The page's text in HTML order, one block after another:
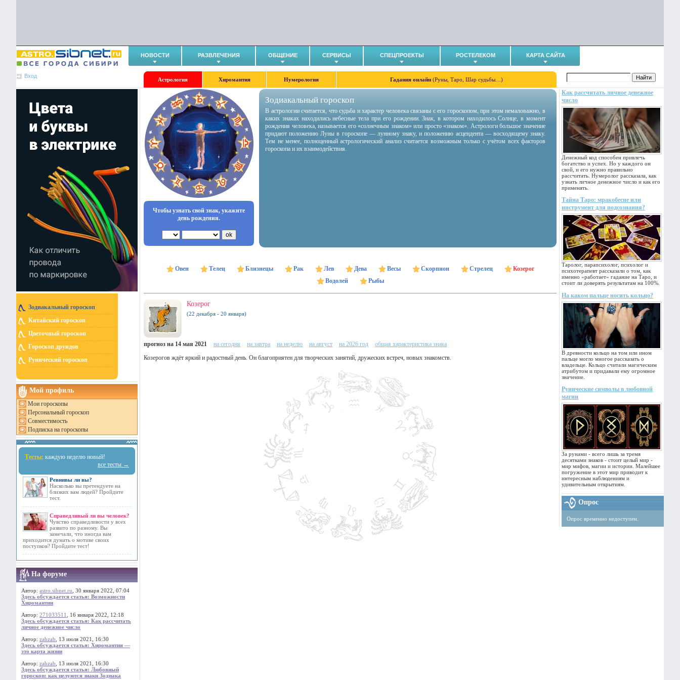
НОВОСТИ РАЗВЛЕЧЕНИЯ ОБЩЕНИЕ СЕРВИСЫ СПЕЦПРОЕКТЫ РОСТЕЛЕКОМ КАРТА САЙТА
Вход
Астрология Хиромантия Нумерология Гадания онлайн (Руны, Таро, Шар судьбы…)
Зодиакальный гороскоп
Китайский гороскоп
Цветочный гороскоп
Гороскоп друидов
Рунический гороскоп
Мой профиль
Мои гороскопы
Персональный гороскоп
Совместимость
Подписка на гороскопы
Тесты: каждую неделю новый!
все тесты →
Ревнивы ли вы?
Насколько вы претендуете на
близких вам людей? Пройдите
тест.
Справедливый ли вы человек?
Чувство справедливости у всех
развито по разному. Вы
замечали, что иногда вам
приходится думать о мотиве своих
поступков? Пройдите тест!
На форуме
Автор: astro.sibnet.ru , 30 января 2022, 07:04
Здесь обсуждается статья: Возможности
Хиромантии
Автор: 271033511
, 16 января 2022, 12:18
Здесь обсуждается статья: Как рассчитать
личное денежное число
Автор: zabzab , 13 июля 2021, 16:30
Здесь обсуждается статья: Хиромантия —
это карта жизни
Автор: zabzab , 13 июля 2021, 16:30
Здесь обсуждается статья: Любовный
гороскоп: как целуются знаки Зодиака
Как рассчитать личное денежное
число
Денежный код способен привлечь
богатство и успех. Но у каждого он
свой, и его нужно правильно
рассчитать. Нумеролог рассказала, как
узнать личное денежное число и как его
применять.
Тайна Таро: мракобесие или
инструмент для подсознания?
Таролог, парапсихолог, психолог и
психотерапевт рассказали о том, как
именно «работает» гадание на Таро, и
стоит ли доверять результатам на 100%.
На каком пальце носить кольцо?
В древности кольцо на том или ином
пальце могло многое рассказать о
владельце. Кольцо считали магическим
атрибутом и придавали ему огромное
значение.
Рунические символы в любовной
магии
За рунами - всего лишь за тремя
десятками знаков - стоит целый мир -
мир мифов, магии и истории. Малейшее
погружение в этот мир приводит к
интересным наблюдениям и
удивительным открытиям.
Опрос
Опрос временно недоступен.
Чтобы узнать свой знак, укажите
день рождения.
Зодиакальный гороскоп
В астрологии считается, что судьба и характер человека связаны с его гороскопом, при этом немаловажно, в
каких знаках находились небесные тела при его рождении. Знак, в котором находилось Солнце, в момент
рождения человека, называется его «солнечным знаком» или просто «знаком». Астрологи большое значение
придают положению Луны в гороскопе — лунному знаку, и положению асцендента — восходящему знаку.
Тем не менее, полноценный астрологический анализ считается возможным только с учётом всех факторов
гороскопа и их взаимодействия.
Овен Телец Близнецы Рак Лев Дева Весы Скорпион Стрелец
Козерог
Водолей
Рыбы
Козерог
(22 декабря - 20 января)
прогноз на 14 мая 2021 на сегодня на завтра на неделю на август на 2026 год
общая характеристика знака
Козерогов ждёт яркий и радостный день. Он благоприятен для творческих занятий, дружеских встреч, новых знакомств.